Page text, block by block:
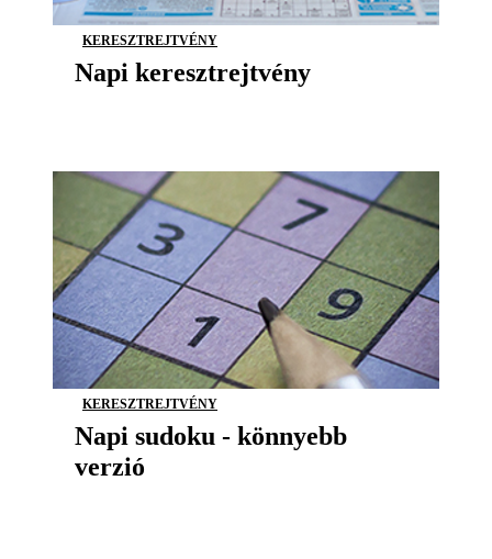
KERESZTREJTVÉNY
Napi keresztrejtvény
KERESZTREJTVÉNY
Napi sudoku - könnyebb
verzió